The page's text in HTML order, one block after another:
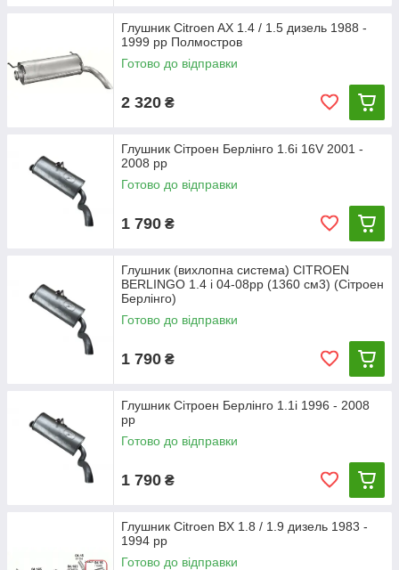
Глушник Citroen AX 1.4 / 1.5 дизель 1988 -
1999 рр Полмостров
Готово до відправки
2 320 ₴
Глушник Сітроен Берлінго 1.6i 16V 2001 -
2008 рр
Готово до відправки
1 790 ₴
Глушник (вихлопна система) CITROEN
BERLINGO 1.4 i 04-08рр (1360 см3) (Сітроен
Берлінго)
Готово до відправки
1 790 ₴
Глушник Сітроен Берлінго 1.1i 1996 - 2008
рр
Готово до відправки
1 790 ₴
Глушник Citroen BX 1.8 / 1.9 дизель 1983 -
1994 рр
Готово до відправки